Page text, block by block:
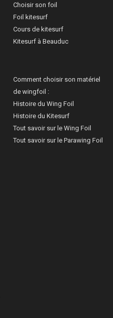
Choisir son foil
Foil kitesurf
Cours de kitesurf
Kitesurf à Beauduc
Comment choisir son matériel
de wingfoil :
Histoire du Wing Foil
Histoire du Kitesurf
Tout savoir sur le Wing Foil
Tout savoir sur le Parawing Foil